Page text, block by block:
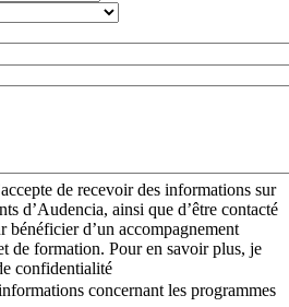
de recevoir des informations sur
d’Audencia, ainsi que d’être contacté
bénéficier d’un accompagnement
de formation. Pour en savoir plus, je
confidentialité
concernant les programmes